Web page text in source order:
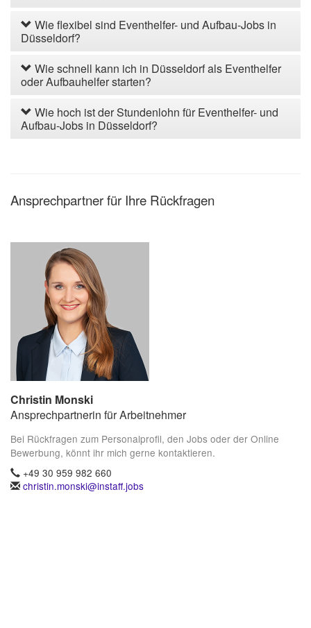
Wie flexibel sind Eventhelfer- und Aufbau-Jobs in
Düsseldorf?
Wie schnell kann ich in Düsseldorf als Eventhelfer
oder Aufbauhelfer starten?
Wie hoch ist der Stundenlohn für Eventhelfer- und
Aufbau-Jobs in Düsseldorf?
Ansprechpartner für Ihre Rückfragen
Christin Monski
Ansprechpartnerin für Arbeitnehmer
Bei Rückfragen zum Personalprofil, den Jobs oder der Online
Bewerbung, könnt ihr mich gerne kontaktieren.
+49 30 959 982 660
christin.monski@instaff.jobs